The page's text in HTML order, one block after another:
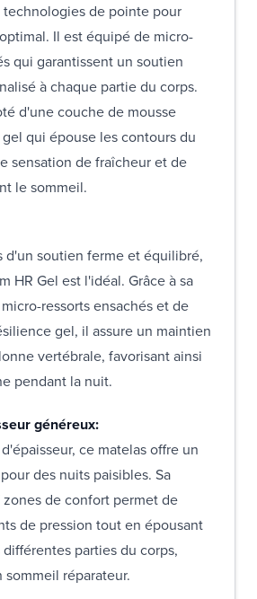
de pointe pour
Il est équipé de micro-
qui garantissent un soutien
à chaque partie du corps.
d'une couche de mousse
qui épouse les contours du
sensation de fraîcheur et de
le sommeil.
d'un soutien ferme et équilibré,
HR Gel est l'idéal. Grâce à sa
ressorts ensachés et de
gel, il assure un maintien
vertébrale, favorisant ainsi
pendant la nuit.
généreux:
ce matelas offre un
des nuits paisibles. Sa
de confort permet de
de pression tout en épousant
parties du corps,
sommeil réparateur.